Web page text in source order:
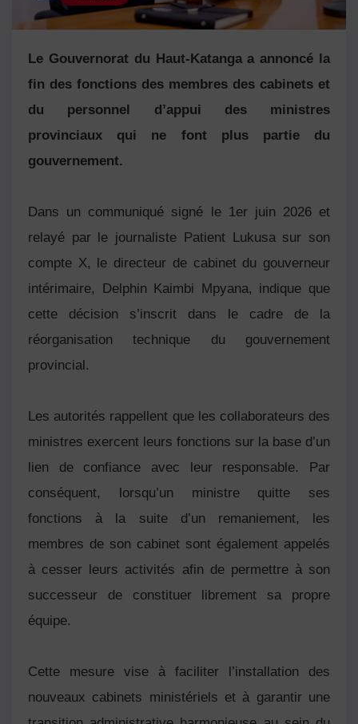
Le Gouvernorat du Haut-Katanga a annoncé la
fin des fonctions des membres des cabinets et
du personnel d’appui des ministres
provinciaux qui ne font plus partie du
gouvernement.
Dans un communiqué signé le 1er juin 2026 et
relayé par le journaliste Patient Lukusa sur son
compte X, le directeur de cabinet du gouverneur
intérimaire, Delphin Kaimbi Mpyana, indique que
cette décision s’inscrit dans le cadre de la
réorganisation technique du gouvernement
provincial.
Les autorités rappellent que les collaborateurs des
ministres exercent leurs fonctions sur la base d’un
lien de confiance avec leur responsable. Par
conséquent, lorsqu’un ministre quitte ses
fonctions à la suite d’un remaniement, les
membres de son cabinet sont également appelés
à cesser leurs activités afin de permettre à son
successeur de constituer librement sa propre
équipe.
Cette mesure vise à faciliter l’installation des
nouveaux cabinets ministériels et à garantir une